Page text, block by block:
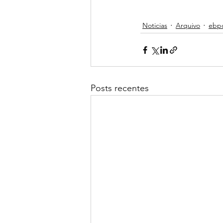
Noticias Arquivo
Posts recentes